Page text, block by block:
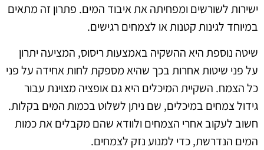
ישירות לשורשים ומפחיתה את איבוד המים. פתרון זה מתאים
במיוחד לגינות קטנות או לצמחים רגישים.
שיטה נוספת היא ההשקיה באמצעות ריסוס, המציעה יתרון
על פני שיטות אחרות בכך שהיא מספקת לחות אחידה על פני
כל הצמח. השקיית המיכלים היא גם אופציה מצוינת עבור
גידול צמחים במיכלים, שם ניתן לשלוט בכמות המים בקלות.
חשוב לעקוב אחרי הצמחים ולוודא שהם מקבלים את כמות
המים הנדרשת, כדי למנוע נזק לצמחים.